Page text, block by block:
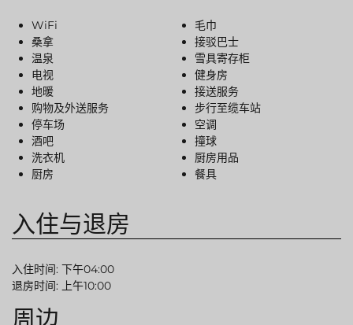
WiFi
毛巾
桑拿
接驳巴士
温泉
雪具寄存柜
电视
健身房
地暖
接送服务
购物及外送服务
步行至缆车站
停车场
空调
酒吧
撞球
洗衣机
厨房用品
厨房
餐具
入住与退房
入住时间: 下午04:00
退房时间: 上午10:00